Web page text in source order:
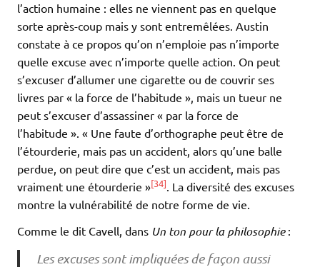
l’action humaine : elles ne viennent pas en quelque
sorte après-coup mais y sont entremêlées. Austin
constate à ce propos qu’on n’emploie pas n’importe
quelle excuse avec n’importe quelle action. On peut
s’excuser d’allumer une cigarette ou de couvrir ses
livres par « la force de l’habitude », mais un tueur ne
peut s’excuser d’assassiner « par la force de
l’habitude ». « Une faute d’orthographe peut être de
l’étourderie, mais pas un accident, alors qu’une balle
perdue, on peut dire que c’est un accident, mais pas
vraiment une étourderie »[34]. La diversité des excuses
montre la vulnérabilité de notre forme de vie.
Comme le dit Cavell, dans Un ton pour la philosophie :
Les excuses sont impliquées de façon aussi